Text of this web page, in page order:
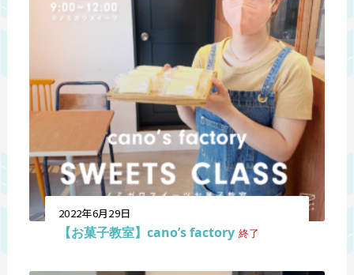
2022年6月29日
【お菓子教室】cano’s factory 終了